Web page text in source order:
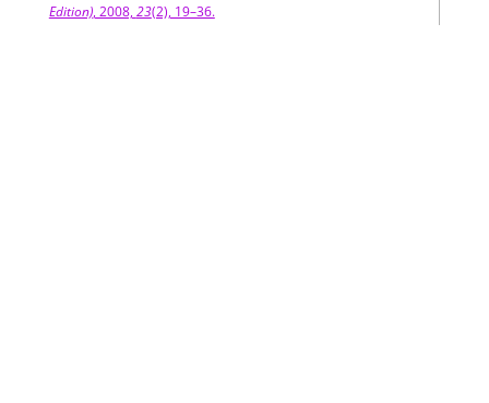
Edition), 2008,23(2), 19–36.